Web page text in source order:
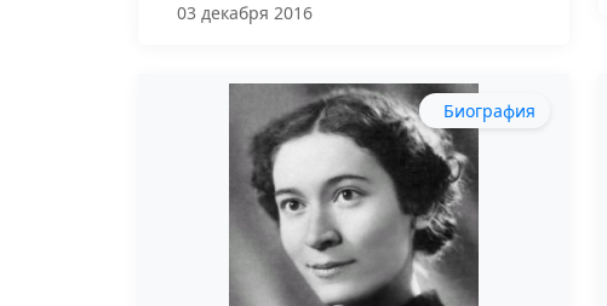
03 декабря 2016
Биография